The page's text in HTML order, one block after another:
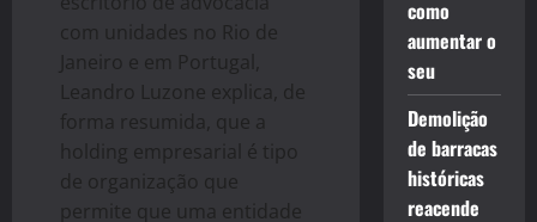
com unidades no Rio de
Janeiro e em Portugal,
Leandro Luzone explica, de
forma resumida, que a
holding empresarial é tipo
de organização que
permite que uma entidade
como
aumentar o
seu
Demolição
de barracas
históricas
reacende